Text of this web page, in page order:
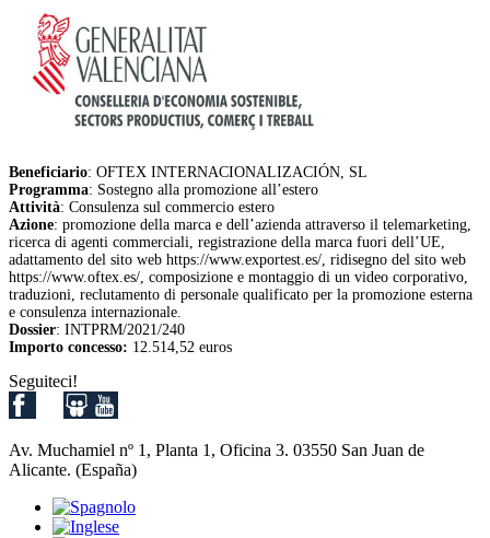
Beneficiario: OFTEX INTERNACIONALIZACIÓN, SL
Programma: Sostegno alla promozione all’estero
Attività: Consulenza sul commercio estero
Azione: promozione della marca e dell’azienda attraverso il telemarketing,
ricerca di agenti commerciali, registrazione della marca fuori dell’UE,
adattamento del sito web https://www.exportest.es/, ridisegno del sito web
https://www.oftex.es/, composizione e montaggio di un video corporativo,
traduzioni, reclutamento di personale qualificato per la promozione esterna
e consulenza internazionale.
Dossier: INTPRM/2021/240
Importo concesso: 12.514,52 euros
Seguiteci!
Av. Muchamiel nº 1, Planta 1, Oficina 3. 03550 San Juan de
Alicante. (España)